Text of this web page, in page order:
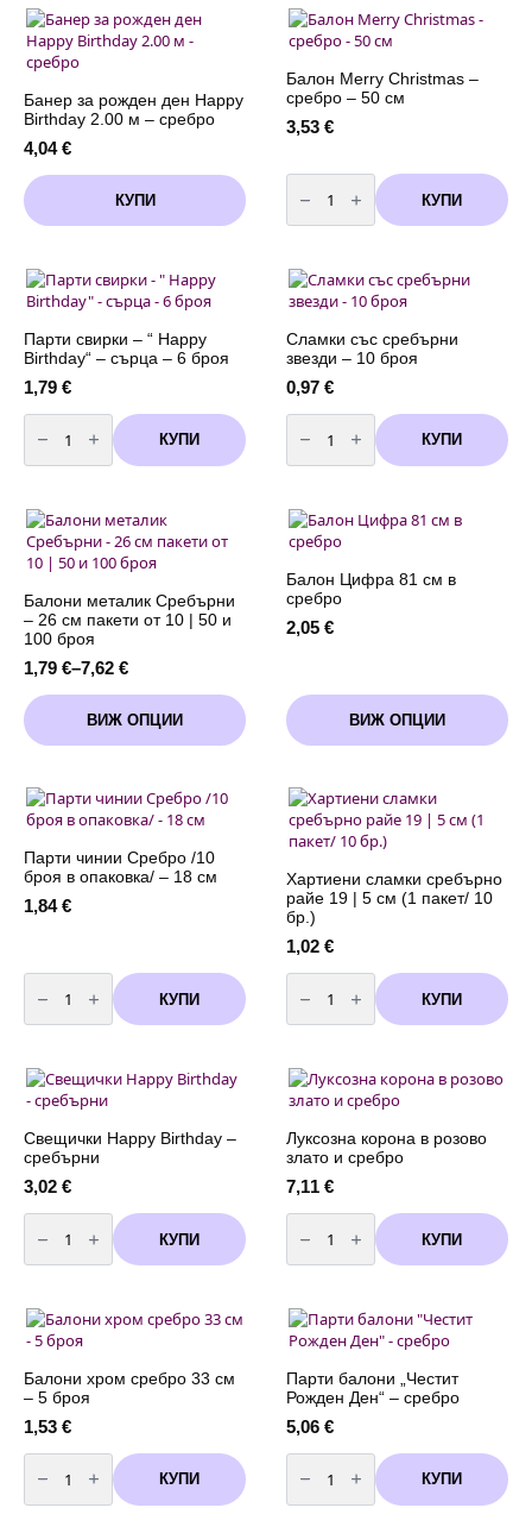
декорация
в
сребро
-
18
броя
-
сребро
Банер за рожден ден Happy
Birthday 2.00 м – сребро
4,04€
КУПИ
Балон Merry Christmas –
сребро – 50 см
3,53 €
количество
за
Балон
Merry
сребро
-
50
КУПИ
Парти свирки – “ Happy
Birthday“ – сърца – 6 броя
1,79 €
количество
за
Парти
свирки
Happy
Birthday"
-
сърца
6
броя
КУПИ
Сламки със сребърни
звезди – 10 броя
0,97 €
количество
за
Сламки
със
-
10
броя
КУПИ
Балони металик Сребърни
– 26 см пакети от 10 | 50 и
100 броя
1,79 €–7,62 €
Price
range:
1,79 €
through
ВИЖ ОПЦИИ
This
product
has
variants.
The
options
may
be
chosen
on
page
Балон Цифра 81 см в
сребро
2,05 €
ВИЖ ОПЦИИ
This
product
has
variants.
The
options
may
be
chosen
on
the
product
page
Парти чинии Сребро /10
броя в опаковка/ – 18 см
1,84€
количество
за
Парти
чинии
броя
в
опаковка/
18
см
КУПИ
Хартиени сламки сребърно
райе 19 | 5 см (1 пакет/ 10
бр.)
1,02 €
количество
за
Хартиени
сламки
19
|
5
(1
пакет/
10
бр.)
КУПИ
Свещички Happy Birthday –
сребърни
3,02 €
количество
за
Свещички
Happy
сребърни
КУПИ
Луксозна корона в розово
злато и сребро
7,11 €
количество
за
Луксозна
корона
злато
и
сребро
КУПИ
Балони хром сребро 33 см
– 5 броя
1,53 €
количество
за
Балони
хром
КУПИ
Парти балони „Честит
Рожден Ден“ – сребро
5,06 €
количество
за
Парти
балони
КУПИ